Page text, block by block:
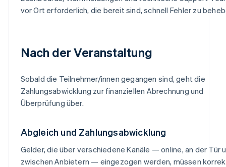
vor Ort erforderlich, die bereit sind, schnell Fehler zu
Nach der Veranstaltung
Sobald die Teilnehmer/innen gegangen sind, geht die
Zahlungsabwicklung zur finanziellen Abrechnung und
Überprüfung über.
Abgleich und Zahlungsabwicklung
Gelder, die über verschiedene Kanäle — online, an der Tür
zwischen Anbietern — eingezogen werden, müssen